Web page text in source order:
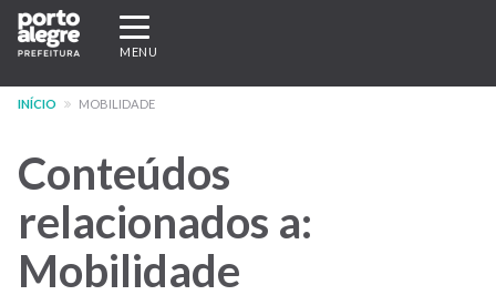
Pular
para
conteúdo
Expandir/recolher
navegação
MENU
INÍCIO MOBILIDADE
Conteúdos
relacionados a:
Mobilidade